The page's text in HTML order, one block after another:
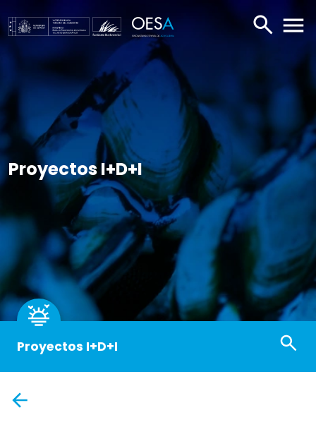
Proyectos I+D+I
Proyectos I+D+I